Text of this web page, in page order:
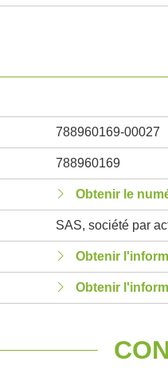
788960169-00027
788960169
Obtenir le
SAS, société par
Obtenir
Obtenir